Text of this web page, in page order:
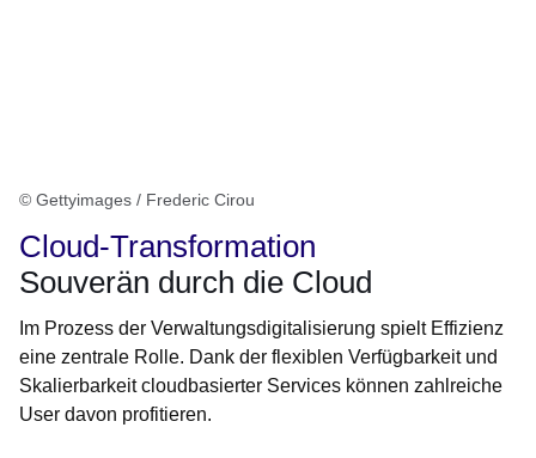
© Gettyimages / Frederic Cirou
Cloud-Transformation
Souverän durch die Cloud
Im Prozess der Verwaltungsdigitalisierung spielt Effizienz
eine zentrale Rolle. Dank der flexiblen Verfügbarkeit und
Skalierbarkeit cloudbasierter Services können zahlreiche
User davon profitieren.